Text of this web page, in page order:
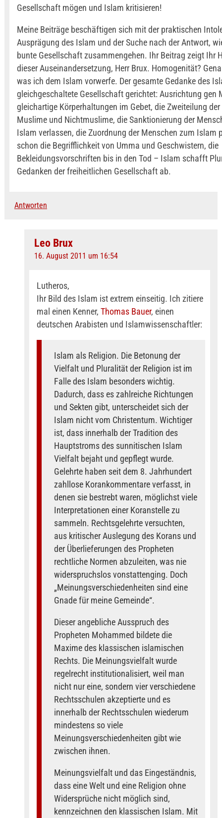
Gesellschaft mögen und Islam kritisieren!
Meine Beiträge beschäftigen sich mit der praktischen
Ausprägung des Islam und der Suche nach der Antwort,
bunte Gesellschaft zusammengehen. Ihr Beitrag zeigt Ihr
dieser Auseinandersetzung, Herr Brux. Homogenität?
was ich dem Islam vorwerfe. Der gesamte Gedanke des
gleichgeschaltete Gesellschaft gerichtet: Ausrichtung gen
gleichartige Körperhaltungen im Gebet, die Zweiteilung
Muslime und Nichtmuslime, die Sanktionierung der
Islam verlassen, die Zuordnung der Menschen zum Islam
schon die Begrifflichkeit von Umma und Geschwistern, die
Bekleidungsvorschriften bis in den Tod – Islam schafft
Gedanken der freiheitlichen Gesellschaft ab.
Antworten
Leo Brux
16. August 2011 um 16:54
Lutheros,
Ihr Bild des Islam ist extrem einseitig. Ich zitiere
mal einen Kenner, Thomas Bauer, einen
deutschen Arabisten und Islamwissenschaftler:
Islam als Religion. Die Betonung der
Vielfalt und Pluralität der Religion ist im
Falle des Islam besonders wichtig.
Dadurch, dass es zahlreiche Richtungen
und Sekten gibt, unterscheidet sich der
Islam nicht vom Christentum. Wichtiger
ist, dass innerhalb der Tradition des
Hauptstroms des sunnitischen Islam
Vielfalt bejaht und gepflegt wurde.
Gelehrte haben seit dem 8. Jahrhundert
zahllose Korankommentare verfasst, in
denen sie bestrebt waren, möglichst viele
Interpretationen einer Koranstelle zu
sammeln. Rechtsgelehrte versuchten,
aus kritischer Auslegung des Korans und
der Überlieferungen des Propheten
rechtliche Normen abzuleiten, was nie
widerspruchslos vonstattenging. Doch
„Meinungsverschiedenheiten sind eine
Gnade für meine Gemeinde“.
Dieser angebliche Ausspruch des
Propheten Mohammed bildete die
Maxime des klassischen islamischen
Rechts. Die Meinungsvielfalt wurde
regelrecht institutionalisiert, weil man
nicht nur eine, sondern vier verschiedene
Rechtsschulen akzeptierte und es
innerhalb der Rechtsschulen wiederum
mindestens so viele
Meinungsverschiedenheiten gibt wie
zwischen ihnen.
Meinungsvielfalt und das Eingeständnis,
dass eine Welt und eine Religion ohne
Widersprüche nicht möglich sind,
kennzeichnen den klassischen Islam. Mit